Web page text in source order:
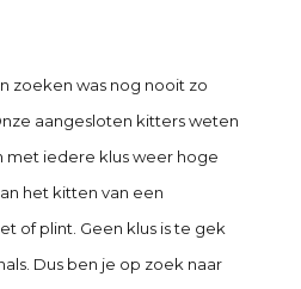
zoeken was nog nooit zo
aangesloten kitters weten
met iedere klus weer hoge
het kitten van een
of plint. Geen klus is te gek
Dus ben je op zoek naar